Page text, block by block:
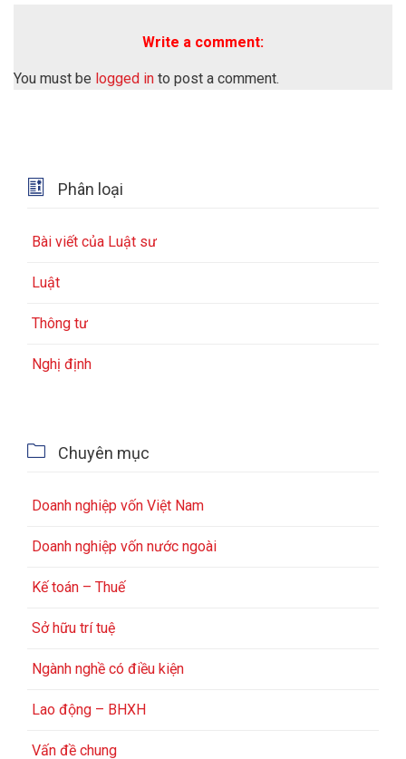
Write a comment:
You must be logged in to post a comment.
 Phân loại
Bài viết của Luật sư
Luật
Thông tư
Nghị định
 Chuyên mục
Doanh nghiệp vốn Việt Nam
Doanh nghiệp vốn nước ngoài
Kế toán – Thuế
Sở hữu trí tuệ
Ngành nghề có điều kiện
Lao động – BHXH
Vấn đề chung